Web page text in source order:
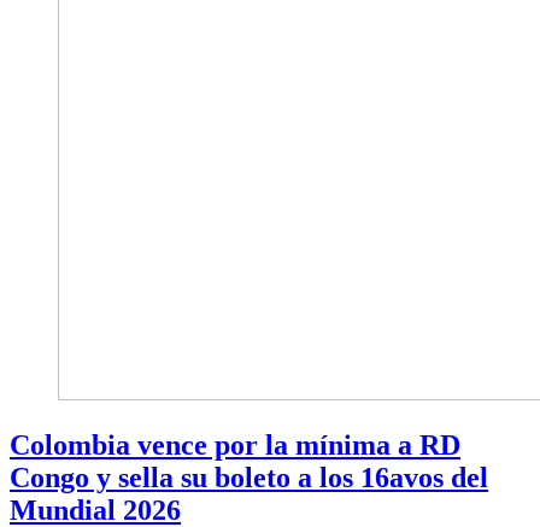
Colombia vence por la mínima a RD
Congo y sella su boleto a los 16avos del
Mundial 2026